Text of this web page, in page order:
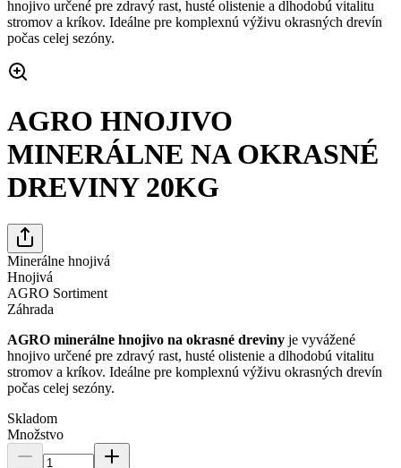
hnojivo určené pre zdravý rast, husté olistenie a dlhodobú vitalitu
stromov a kríkov. Ideálne pre komplexnú výživu okrasných drevín
počas celej sezóny.
AGRO HNOJIVO
MINERÁLNE NA OKRASNÉ
DREVINY 20KG
Minerálne hnojivá
Hnojivá
AGRO Sortiment
Záhrada
AGRO minerálne hnojivo na okrasné dreviny je vyvážené
hnojivo určené pre zdravý rast, husté olistenie a dlhodobú vitalitu
stromov a kríkov. Ideálne pre komplexnú výživu okrasných drevín
počas celej sezóny.
Skladom
Množstvo